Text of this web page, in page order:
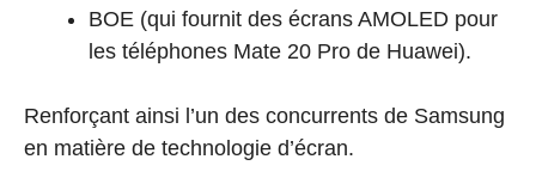
BOE (qui fournit des écrans AMOLED pour
les téléphones Mate 20 Pro de Huawei).
Renforçant ainsi l’un des concurrents de Samsung
en matière de technologie d’écran.